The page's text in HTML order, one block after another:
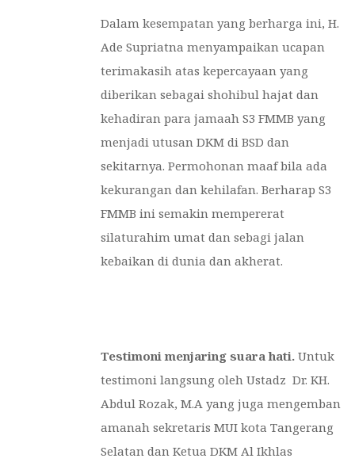
Dalam kesempatan yang berharga ini, H.
Ade Supriatna menyampaikan ucapan
terimakasih atas kepercayaan yang
diberikan sebagai shohibul hajat dan
kehadiran para jamaah S3 FMMB yang
menjadi utusan DKM di BSD dan
sekitarnya. Permohonan maaf bila ada
kekurangan dan kehilafan. Berharap S3
FMMB ini semakin mempererat
silaturahim umat dan sebagi jalan
kebaikan di dunia dan akherat.
Testimoni menjaring suara hati. Untuk
testimoni langsung oleh Ustadz Dr. KH.
Abdul Rozak, M.A yang juga mengemban
amanah sekretaris MUI kota Tangerang
Selatan dan Ketua DKM Al Ikhlas